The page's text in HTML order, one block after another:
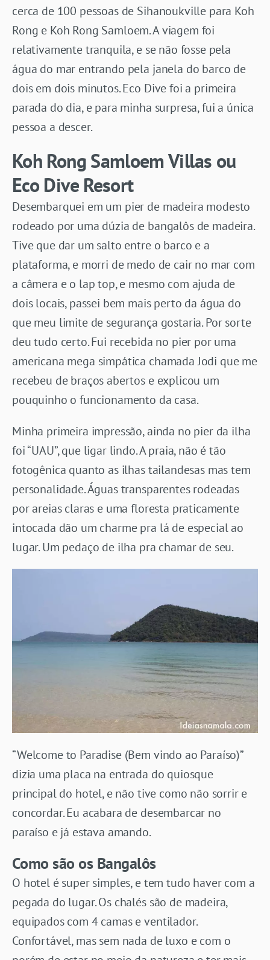
cerca de 100 pessoas de Sihanoukville para Koh
Rong e Koh Rong Samloem. A viagem foi
relativamente tranquila, e se não fosse pela
água do mar entrando pela janela do barco de
dois em dois minutos. Eco Dive foi a primeira
parada do dia, e para minha surpresa, fui a única
pessoa a descer.
Koh Rong Samloem Villas ou
Eco Dive Resort
Desembarquei em um pier de madeira modesto
rodeado por uma dúzia de bangalôs de madeira.
Tive que dar um salto entre o barco e a
plataforma, e morri de medo de cair no mar com
a câmera e o lap top, e mesmo com ajuda de
dois locais, passei bem mais perto da água do
que meu limite de segurança gostaria. Por sorte
deu tudo certo. Fui recebida no pier por uma
americana mega simpática chamada Jodi que me
recebeu de braços abertos e explicou um
pouquinho o funcionamento da casa.
Minha primeira impressão, ainda no pier da ilha
foi “UAU”, que ligar lindo. A praia, não é tão
fotogênica quanto as ilhas tailandesas mas tem
personalidade. Águas transparentes rodeadas
por areias claras e uma floresta praticamente
intocada dão um charme pra lá de especial ao
lugar. Um pedaço de ilha pra chamar de seu.
“Welcome to Paradise (Bem vindo ao Paraíso)”
dizia uma placa na entrada do quiosque
principal do hotel, e não tive como não sorrir e
concordar. Eu acabara de desembarcar no
paraíso e já estava amando.
Como são os Bangalôs
O hotel é super simples, e tem tudo haver com a
pegada do lugar. Os chalés são de madeira,
equipados com 4 camas e ventilador.
Confortável, mas sem nada de luxo e com o